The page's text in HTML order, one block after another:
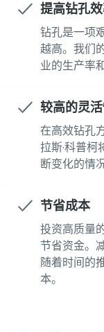
提高钻孔
钻孔是一项
越高。我们
业的生产率
较高的灵
在高效钻孔
拉斯·科普
断变化的情
节省成本
投资高质量
节省资金。
随着时间的
本。